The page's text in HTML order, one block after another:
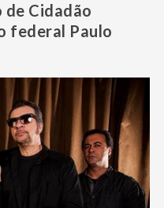
de Cidadão
federal Paulo